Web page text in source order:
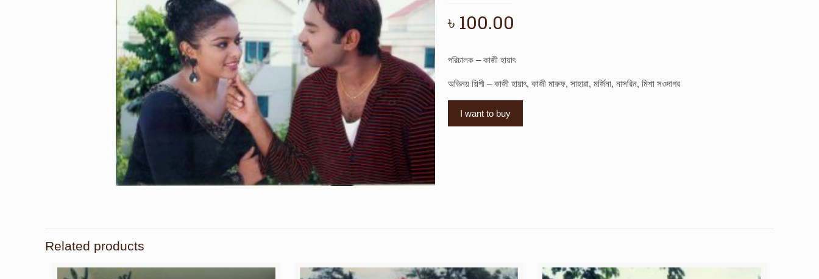
৳ 100.00
পরিচালক – কাজী হায়াৎ
অভিনয় শিল্পী – কাজী হায়াৎ, কাজী মারুফ, সাহারা, মর্জিনা, নাসরিন, মিশা সওদাগর
I want to buy
Related products